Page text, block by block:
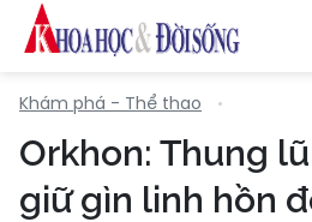
Khám phá - Thể thao
Orkhon: Thung
giữ gìn linh hồn